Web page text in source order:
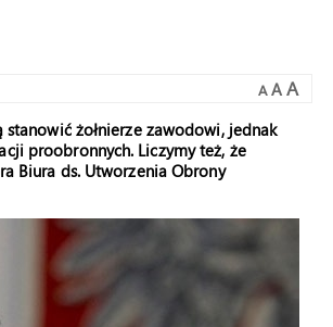
A A A
żołnierze zawodowi, jednak
proobronnych. Liczymy też, że
Biura ds. Utworzenia Obrony